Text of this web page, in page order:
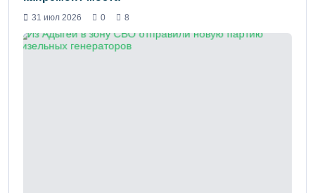
31 июл 2026 0 8